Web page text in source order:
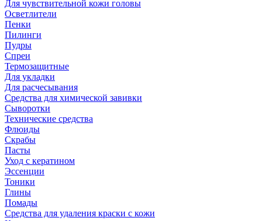
Для чувствительной кожи головы
Осветлители
Пенки
Пилинги
Пудры
Спреи
Термозащитные
Для укладки
Для расчесывания
Средства для химической завивки
Сыворотки
Технические средства
Флюиды
Скрабы
Пасты
Уход с кератином
Эссенции
Тоники
Глины
Помады
Средства для удаления краски с кожи